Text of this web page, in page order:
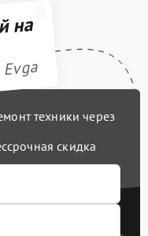
на
техники через
скидка